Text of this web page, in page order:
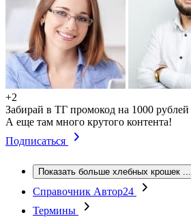
+2
Забирай в ТГ промокод на 1000 рублей
А еще там много крутого контента!
Подписаться
Показать больше хлебных крошек ...
Справочник Автор24
Термины